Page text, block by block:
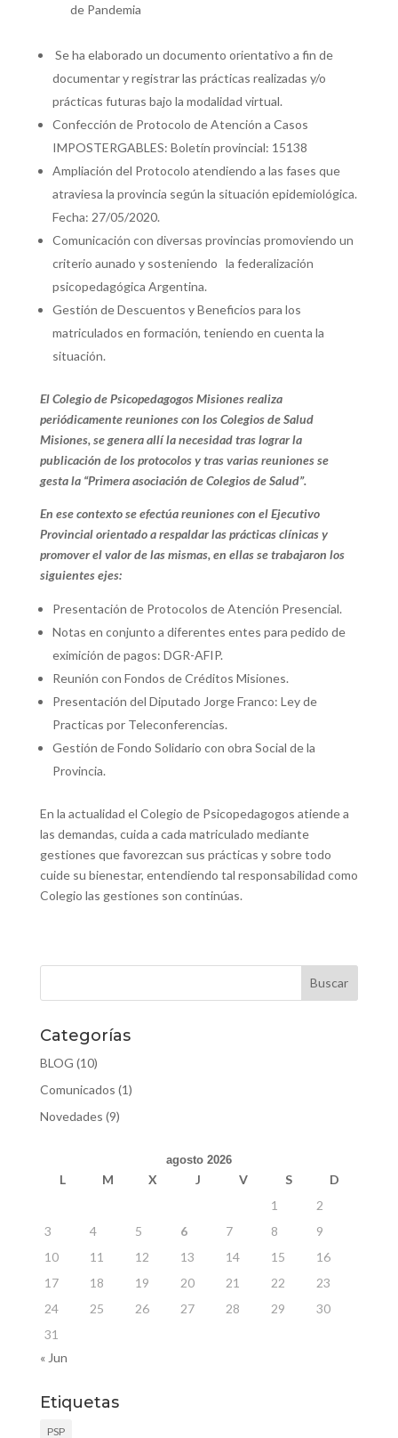
de Pandemia
Se ha elaborado un documento orientativo a fin de
documentar y registrar las prácticas realizadas y/o
prácticas futuras bajo la modalidad virtual.
Confección de Protocolo de Atención a Casos
IMPOSTERGABLES: Boletín provincial: 15138
Ampliación del Protocolo atendiendo a las fases que
atraviesa la provincia según la situación epidemiológica.
Fecha: 27/05/2020.
Comunicación con diversas provincias promoviendo un
criterio aunado y sosteniendo la federalización
psicopedagógica Argentina.
Gestión de Descuentos y Beneficios para los
matriculados en formación, teniendo en cuenta la
situación.
El Colegio de Psicopedagogos Misiones realiza
periódicamente reuniones con los Colegios de Salud
Misiones, se genera allí la necesidad tras lograr la
publicación de los protocolos y tras varias reuniones se
gesta la “Primera asociación de Colegios de Salud”.
En ese contexto se efectúa reuniones con el Ejecutivo
Provincial orientado a respaldar las prácticas clínicas y
promover el valor de las mismas, en ellas se trabajaron los
siguientes ejes:
Presentación de Protocolos de Atención Presencial.
Notas en conjunto a diferentes entes para pedido de
eximición de pagos: DGR-AFIP.
Reunión con Fondos de Créditos Misiones.
Presentación del Diputado Jorge Franco: Ley de
Practicas por Teleconferencias.
Gestión de Fondo Solidario con obra Social de la
Provincia.
En la actualidad el Colegio de Psicopedagogos atiende a
las demandas, cuida a cada matriculado mediante
gestiones que favorezcan sus prácticas y sobre todo
cuide su bienestar, entendiendo tal responsabilidad como
Colegio las gestiones son continúas.
Categorías
BLOG (10)
Comunicados (1)
Novedades (9)
agosto 2026
L M X J V S
D
1
2
3
4 5 6 7 8
9
10
11 12 13 14 15
16
17
18 19 20 21 22
23
24
25 26 27 28 29
30
31
« Jun
Etiquetas
PSP